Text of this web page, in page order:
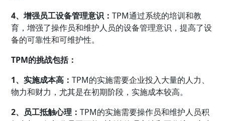
4、增强员工设备管理意识：TPM通过系统的培训和教
育，增强了操作员和维护人员的设备管理意识，提高了设
备的可靠性和可维护性。
TPM的挑战包括：
1、实施成本高：TPM的实施需要企业投入大量的人力、
物力和财力，尤其是在初期阶段，实施成本较高。
2、员工抵触心理：TPM的实施需要操作员和维护人员积